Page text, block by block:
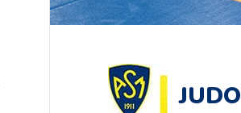
JUDO